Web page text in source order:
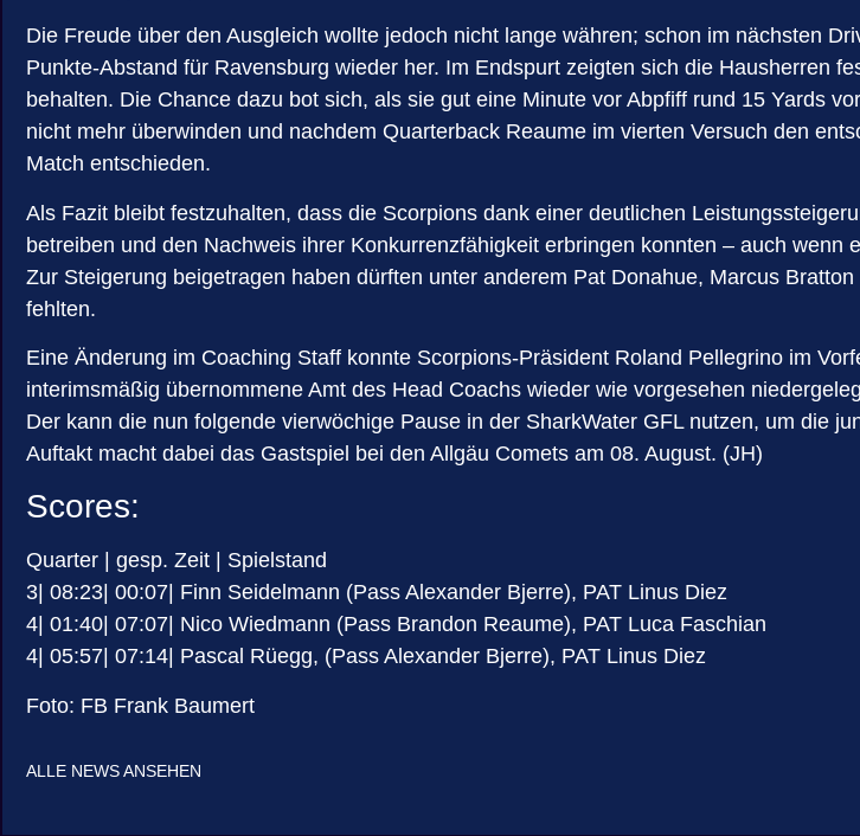
Die Freude über den Ausgleich wollte jedoch nicht lange währen; schon im nächsten
Punkte-Abstand für Ravensburg wieder her. Im Endspurt zeigten sich die Hausherren
behalten. Die Chance dazu bot sich, als sie gut eine Minute vor Abpfiff rund 15 Yards
nicht mehr überwinden und nachdem Quarterback Reaume im vierten Versuch den
Match entschieden.
Als Fazit bleibt festzuhalten, dass die Scorpions dank einer deutlichen
betreiben und den Nachweis ihrer Konkurrenzfähigkeit erbringen konnten – auch
Zur Steigerung beigetragen haben dürften unter anderem Pat Donahue, Marcus
fehlten.
Eine Änderung im Coaching Staff konnte Scorpions-Präsident Roland Pellegrino im
interimsmäßig übernommene Amt des Head Coachs wieder wie vorgesehen
Der kann die nun folgende vierwöchige Pause in der SharkWater GFL nutzen, um die
Auftakt macht dabei das Gastspiel bei den Allgäu Comets am 08. August. (JH)
Scores:
Quarter | gesp. Zeit | Spielstand
3| 08:23| 00:07| Finn Seidelmann (Pass Alexander Bjerre), PAT Linus Diez
4| 01:40| 07:07| Nico Wiedmann (Pass Brandon Reaume), PAT Luca Faschian
4| 05:57| 07:14| Pascal Rüegg, (Pass Alexander Bjerre), PAT Linus Diez
Foto: FB Frank Baumert
ALLE NEWS ANSEHEN